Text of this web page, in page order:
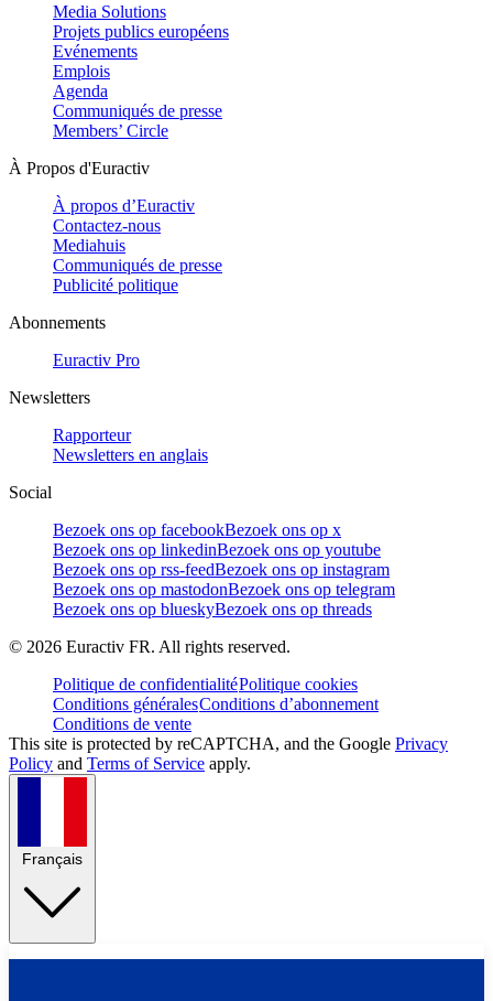
Media Solutions
Projets publics européens
Evénements
Emplois
Agenda
Communiqués de presse
Members’ Circle
À Propos d'Euractiv
À propos d’Euractiv
Contactez-nous
Mediahuis
Communiqués de presse
Publicité politique
Abonnements
Euractiv Pro
Newsletters
Rapporteur
Newsletters en anglais
Social
Bezoek ons op facebookBezoek ons op x
Bezoek ons op linkedinBezoek ons op youtube
Bezoek ons op rss-feedBezoek ons op instagram
Bezoek ons op mastodonBezoek ons op telegram
Bezoek ons op blueskyBezoek ons op threads
© 2026 Euractiv FR. All rights reserved.
Politique de confidentialitéPolitique cookies
Conditions généralesConditions d’abonnement
Conditions de vente
This site is protected by reCAPTCHA, and the Google Privacy
Policy and Terms of Service apply.
Français